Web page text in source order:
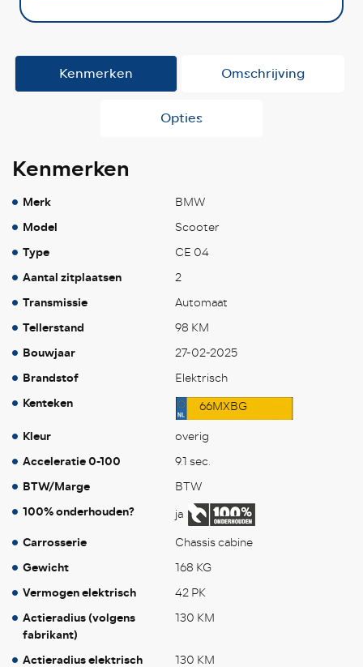
Kenmerken Omschrijving
Opties
Kenmerken
Merk BMW
Model Scooter
Type CE 04
Aantal zitplaatsen 2
Transmissie Automaat
Tellerstand 98 KM
Bouwjaar 27-02-2025
Brandstof Elektrisch
Kenteken 66MXBG
Kleur overig
Acceleratie 0-100 9.1 sec.
BTW/Marge BTW
100% onderhouden? ja
Carrosserie Chassis cabine
Gewicht 168 KG
Vermogen elektrisch 42 PK
Actieradius (volgens
fabrikant)
130 KM
Actieradius elektrisch 130 KM